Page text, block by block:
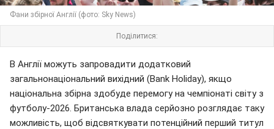
Фани збірної Англії (фото: Sky News)
Поділитися:
В Англії можуть запровадити додатковий
загальнонаціональний вихідний (Bank Holiday), якщо
національна збірна здобуде перемогу на чемпіонаті світу з
футболу-2026. Британська влада серйозно розглядає таку
можливість, щоб відсвяткувати потенційний перший титул